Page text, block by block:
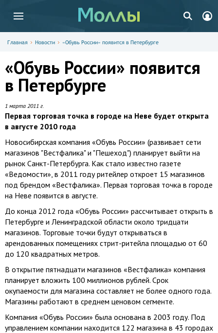
Главная Новости «Обувь России» появится в Петербурге
«Обувь России» появится
в Петербурге
1 марта 2011 г.
Первая торговая точка в городе на Неве будет открыта
в августе 2010 года
Новосибирская компания «Обувь России» (развивает сети
магазинов "Вестфалика" и "Пешеход") планирует выйти на
рынок Санкт-Петербурга. Как стало известно газете
«Ведомости», в 2011 году ритейлер откроет 15 магазинов
под брендом «Вестфалика». Первая торговая точка в городе
на Неве появится в августе.
До конца 2012 года «Обувь России» рассчитывает открыть в
Петербурге и Ленинградской области около тридцати
магазинов. Торговые точки будут открываться в
арендованных помещениях стрит-ритейла площадью от 60
до 120 квадратных метров.
В открытие пятнадцати магазинов «Вестфалика» компания
планирует вложить 100 миллионов рублей. Срок
окупаемости для магазина составляет не более одного года.
Магазины работают в среднем ценовом сегменте.
Компания «Обувь России» была основана в 2003 году. Под
управлением компании находится 122 магазина в 43 городах